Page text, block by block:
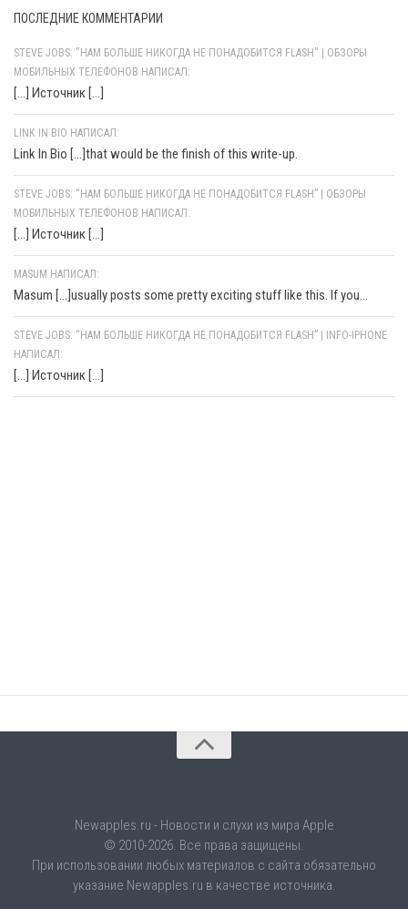
ПОСЛЕДНИЕ КОММЕНТАРИИ
STEVE JOBS: "НАМ БОЛЬШЕ НИКОГДА НЕ ПОНАДОБИТСЯ FLASH" | ОБЗОРЫ
МОБИЛЬНЫХ ТЕЛЕФОНОВ НАПИСАЛ:
[…] Источник […]
LINK IN BIO НАПИСАЛ:
Link In Bio [...]that would be the finish of this write-up.
STEVE JOBS: “НАМ БОЛЬШЕ НИКОГДА НЕ ПОНАДОБИТСЯ FLASH” | ОБЗОРЫ
МОБИЛЬНЫХ ТЕЛЕФОНОВ НАПИСАЛ:
[…] Источник […]
MASUM НАПИСАЛ:
Masum [...]usually posts some pretty exciting stuff like this. If you...
STEVE JOBS: “НАМ БОЛЬШЕ НИКОГДА НЕ ПОНАДОБИТСЯ FLASH” | INFO-IPHONE
НАПИСАЛ:
[…] Источник […]
Newapples.ru - Новости и слухи из мира Apple
© 2010-2026. Все права защищены.
При использовании любых материалов с сайта обязательно
указание Newapples.ru в качестве источника.